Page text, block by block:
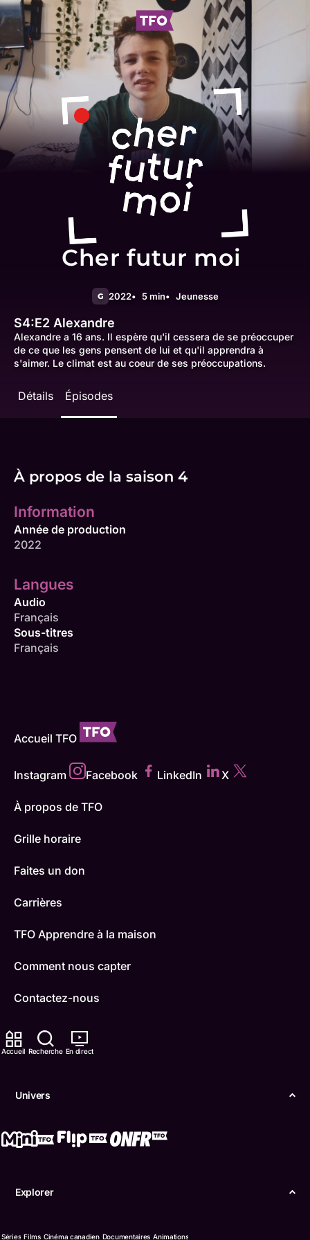
Accueil Recherche En direct
Univers
Explorer
Séries Films Cinéma canadien Documentaires Animations
Cher futur moi
G 2022 5 min Jeunesse
S4:E2 Alexandre
Alexandre a 16 ans. Il espère qu'il cessera de se préoccuper
de ce que les gens pensent de lui et qu'il apprendra à
s'aimer. Le climat est au coeur de ses préoccupations.
Détails Épisodes
À propos de la saison 4
Information
Année de production
2022
Langues
Audio
Français
Sous-titres
Français
Accueil TFO
Instagram Facebook LinkedIn X
À propos de TFO
Grille horaire
Faites un don
Carrières
TFO Apprendre à la maison
Comment nous capter
Contactez-nous
ONFR
Boukili
Confidentialité
langue française de l’Ontario (TFO) - 2026